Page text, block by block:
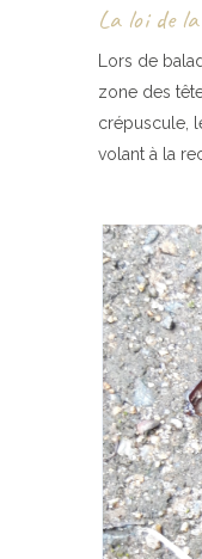
La loi de
Lors de
zone des
crépuscule,
volant à la